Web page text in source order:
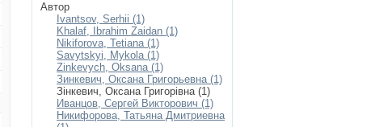
Автор
Ivantsov, Serhii (1)
Khalaf, Ibrahim Zaidan (1)
Nikiforova, Tetiana (1)
Savytskyi, Mykola (1)
Zinkevych, Oksana (1)
Зинкевич, Оксана Григорьевна (1)
Зінкевич, Оксана Григорівна (1)
Иванцов, Сергей Викторович (1)
Никифорова, Татьяна Дмитриевна